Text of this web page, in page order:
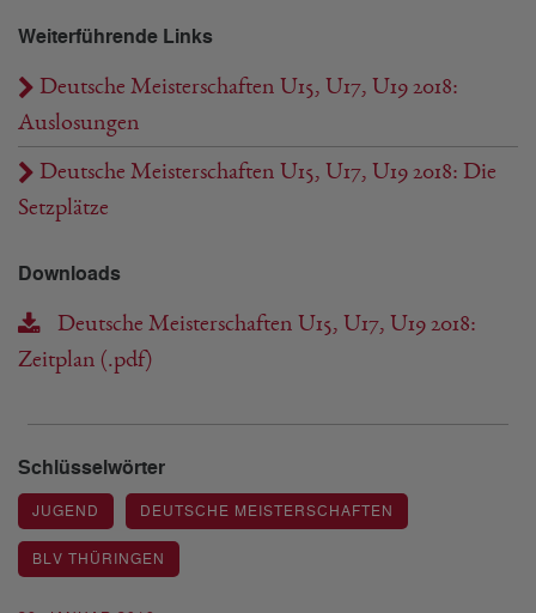
Weiterführende Links
Deutsche Meisterschaften U15, U17, U19 2018:
Auslosungen
Deutsche Meisterschaften U15, U17, U19 2018: Die
Setzplätze
Downloads
Deutsche Meisterschaften U15, U17, U19 2018:
Zeitplan (.pdf)
Schlüsselwörter
JUGEND DEUTSCHE MEISTERSCHAFTEN
BLV THÜRINGEN